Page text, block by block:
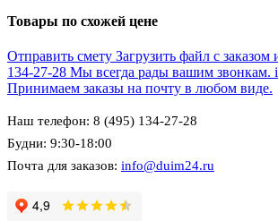
Товары по схожей цене
Отправить смету Загрузить файл с заказом
134-27-28 Мы всегда рады вашим звонкам.
Принимаем заказы на почту в любом виде.
Наш телефон: 8 (495) 134-27-28
Будни: 9:30-18:00
Почта для заказов: info@duim24.ru